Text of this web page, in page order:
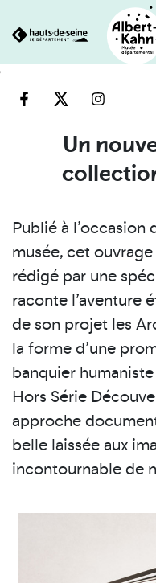
engine
Un
Publié à l’occasion
musée, cet
rédigé par une
raconte l’aventure
de son projet les
la forme d’une
banquier
Hors Série
approche
belle laissée aux
incontournable de
Cookies management